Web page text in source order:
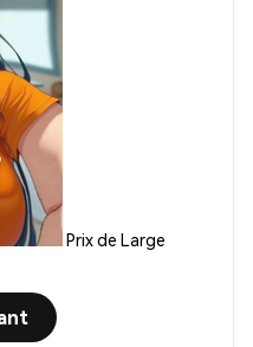
Prix de Large